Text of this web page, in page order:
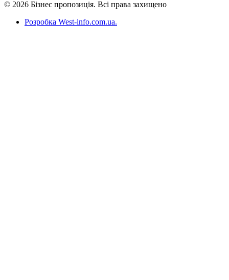
© 2026 Бізнес пропозиція. Всі права захищено
Розробка West-info.com.ua.